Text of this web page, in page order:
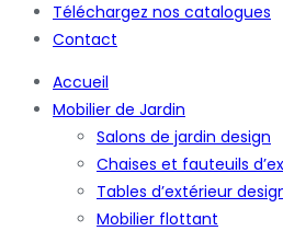
Téléchargez nos catalogues
Contact
Accueil
Mobilier de Jardin
Salons de jardin design
Chaises et fauteuils
Tables d’extérieur
Mobilier flottant